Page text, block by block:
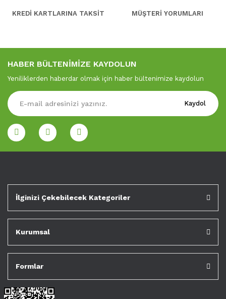
KREDİ KARTLARINA TAKSİT MÜŞTERİ YORUMLARI
HABER BÜLTENİMİZE KAYDOLUN
Yeniliklerden haberdar olmak için haber bültenimize kaydolun
Kaydol
İlginizi Çekebilecek Kategoriler
Kurumsal
Formlar